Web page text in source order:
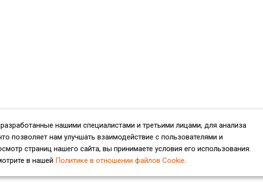
нашими специалистами и третьими лицами, для анализа
позволяет нам улучшать взаимодействие с пользователями и
страниц нашего сайта, вы принимаете условия его использования.
в нашей Политике в отношении файлов Cookie.